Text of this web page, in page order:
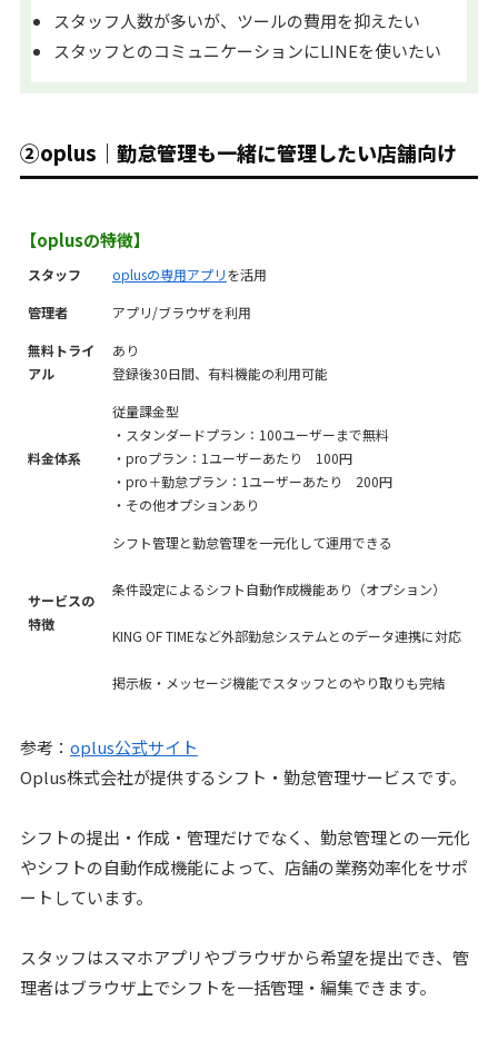
スタッフ人数が多いが、ツールの費用を抑えたい
スタッフとのコミュニケーションにLINEを使いたい
②oplus｜勤怠管理も一緒に管理したい店舗向け
【oplusの特徴】
スタッフ oplusの専用アプリを活用
管理者
アプリ/ブラウザを利用
無料トライ
アル
あり
登録後30日間、有料機能の利用可能
料金体系
従量課金型
・スタンダードプラン：100ユーザーまで無料
・proプラン：1ユーザーあたり 100円
・pro＋勤怠プラン：1ユーザーあたり 200円
・その他オプションあり
サービスの
特徴
シフト管理と勤怠管理を一元化して運用できる
条件設定によるシフト自動作成機能あり（オプション）
KING OF TIMEなど外部勤怠システムとのデータ連携に対応
掲示板・メッセージ機能でスタッフとのやり取りも完結
参考： oplus公式サイト
Oplus株式会社が提供するシフト・勤怠管理サービスです。
シフトの提出・作成・管理だけでなく、勤怠管理との一元化
やシフトの自動作成機能によって、店舗の業務効率化をサポ
ートしています。
スタッフはスマホアプリやブラウザから希望を提出でき、管
理者はブラウザ上でシフトを一括管理・編集できます。